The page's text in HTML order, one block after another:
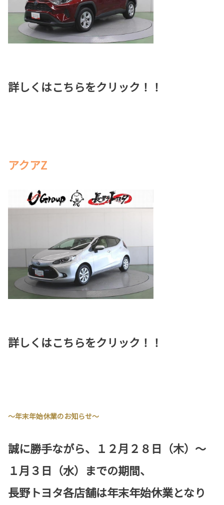
詳しくはこちらをクリック！！
アクアZ
詳しくはこちらをクリック！！
～年末年始休業のお知らせ～
誠に勝手ながら、１２月２８日（木）～
１月３日（水）までの期間、
長野トヨタ各店舗は年末年始休業となり